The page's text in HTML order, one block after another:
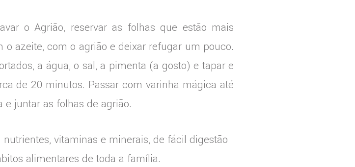
o Agrião, reservar as folhas que estão mais
azeite, com o agrião e deixar refugar um pouco.
a água, o sal, a pimenta (a gosto) e tapar e
de 20 minutos. Passar com varinha mágica até
juntar as folhas de agrião.
vitaminas e minerais, de fácil digestão
alimentares de toda a família.